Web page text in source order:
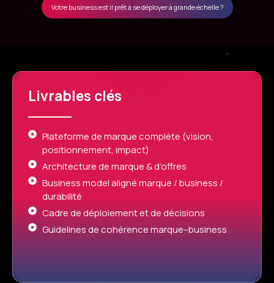
Votre business est il prêt à se déployer à grande échelle ?
Livrables clés
Plateforme de marque complète (vision,
positionnement, impact)
Architecture de marque & d’offres
Business model aligné marque / business /
durabilité
Cadre de déploiement et de décisions
Guidelines de cohérence marque–business